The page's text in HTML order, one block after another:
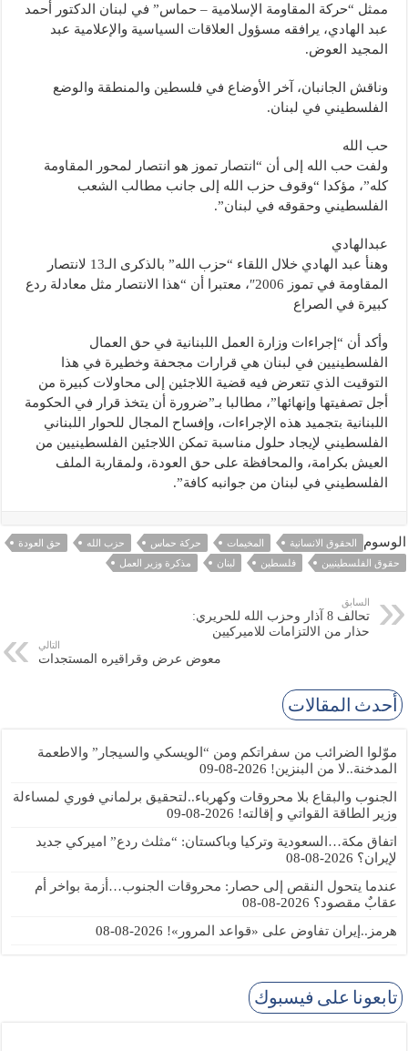
ممثل “حركة المقاومة الإسلامية – حماس” في لبنان الدكتور أحمد
عبد الهادي، يرافقه مسؤول العلاقات السياسية والإعلامية عبد
المجيد العوض.
وناقش الجانبان، آخر الأوضاع في فلسطين والمنطقة والوضع
الفلسطيني في لبنان.
حب الله
ولفت حب الله إلى أن “انتصار تموز هو انتصار لمحور المقاومة
كله”، مؤكدا “وقوف حزب الله إلى جانب مطالب الشعب
الفلسطيني وحقوقه في لبنان”.
عبدالهادي
وهنأ عبد الهادي خلال اللقاء “حزب الله” بالذكرى الـ13 لانتصار
المقاومة في تموز 2006″، معتبرا أن “هذا الانتصار مثل معادلة ردع
كبيرة في الصراع
وأكد أن “إجراءات وزارة العمل اللبنانية في حق العمال
الفلسطينيين في لبنان هي قرارات مجحفة وخطيرة في هذا
التوقيت الذي تتعرض فيه قضية اللاجئين إلى محاولات كبيرة من
أجل تصفيتها وإنهائها”، مطالبا بـ”ضرورة أن يتخذ قرار في الحكومة
اللبنانية بتجميد هذه الإجراءات، وإفساح المجال للحوار اللبناني
الفلسطيني لإيجاد حلول مناسبة تمكن اللاجئين الفلسطينيين من
العيش بكرامة، والمحافظة على حق العودة، ولمقاربة الملف
الفلسطيني في لبنان من جوانبه كافة”.
الوسوم الحقوق الانسانية المخيمات حركة حماس حزب الله
حق العودة
حقوق الفلسطينيين
فلسطين لبنان مذكرة وزير العمل
السابق
تحالف 8 آذار وحزب الله للحريري:
حذار من الالتزامات للاميركيين
التالي
معوض عرض وقراقيره المستجدات
أحدث المقالات
موّلوا الضرائب من سفراتكم ومن “الويسكي والسيجار” والاطعمة
المدخنة..لا من البنزين! 2026-08-09
الجنوب والبقاع بلا محروقات وكهرباء..لتحقيق برلماني فوري لمساءلة
وزير الطاقة القواتي و إقالته! 2026-08-09
اتفاق مكة…السعودية وتركيا وباكستان: “مثلث ردع” اميركي جديد
لإيران؟ 2026-08-08
عندما يتحول النقص إلى حصار: محروقات الجنوب…أزمة بواخر أم
عقابٌ مقصود؟ 2026-08-08
هرمز..إيران تفاوض على «قواعد المرور»! 2026-08-08
تابعونا على فيسبوك